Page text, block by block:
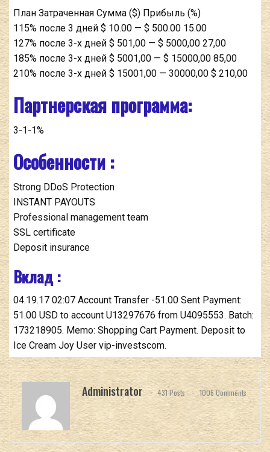
План Затраченная Сумма ($) Прибыль (%)
115% после 3 дней $ 10.00 — $ 500.00 15.00
127% после 3-х дней $ 501,00 — $ 5000,00 27,00
185% после 3-х дней $ 5001,00 — $ 15000,00 85,00
210% после 3-х дней $ 15001,00 — 30000,00 $ 210,00
Партнерская программа:
3-1-1%
Особенности :
Strong DDoS Protection
INSTANT PAYOUTS
Professional management team
SSL certificate
Deposit insurance
Вклад :
04.19.17 02:07 Account Transfer -51.00 Sent Payment:
51.00 USD to account U13297676 from U4095553. Batch:
173218905. Memo: Shopping Cart Payment. Deposit to
Ice Cream Joy User vip-investscom.
Administrator 431 Posts 1006 Comments